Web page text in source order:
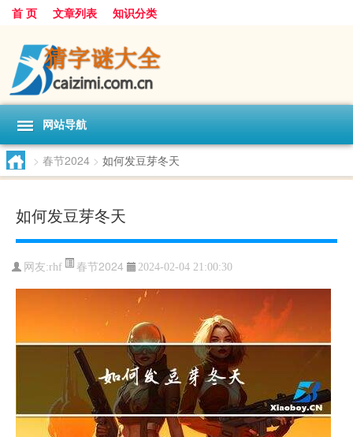
首 页 文章列表 知识分类
网站导航
> 春节2024 > 如何发豆芽冬天
如何发豆芽冬天
网友:rhf 春节2024 2024-02-04 21:00:30